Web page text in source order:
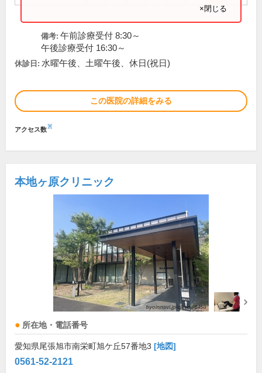
×閉じる
備考: 午前診療受付 8:30～
午後診療受付 16:30～
休診日: 水曜午後、土曜午後、休日(祝日)
この医院の詳細をみる
アクセス数※
本地ヶ原クリニック
所在地・電話番号
愛知県尾張旭市南栄町旭ケ丘57番地3 [地図]
0561-52-2121